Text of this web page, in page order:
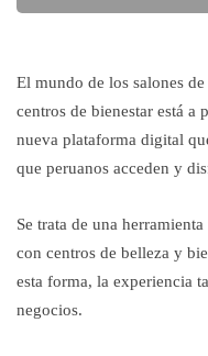
El mundo de los salones
centros de bienestar está
nueva plataforma digital
que peruanos acceden y
Se trata de una
con centros de belleza y
esta forma, la experiencia
negocios.